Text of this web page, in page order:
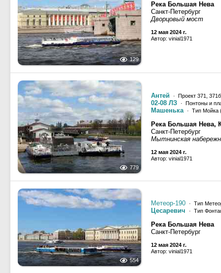
129
Река Большая Нева
Санкт-Петербург
Дворцовый мост
12 мая 2024 г.
Автор: vinial1971
779
Антей · Проект 371,
02-08 ЛЗ · Понтоны и
Машенька · Тип Мойка
Река Большая Нева,
Санкт-Петербург
Мытнинская
12 мая 2024 г.
Автор: vinial1971
554
Метеор-190 · Тип
Цесаревич · Тип
Река Большая Нева
Санкт-Петербург
12 мая 2024 г.
Автор: vinial1971